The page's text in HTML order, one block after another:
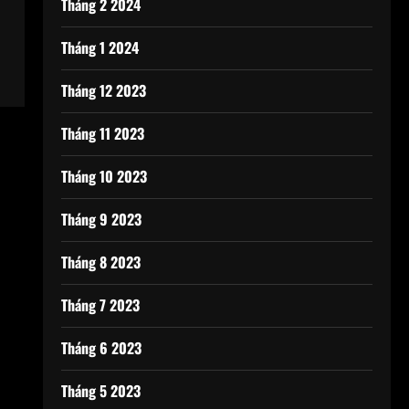
Tháng 2 2024
Tháng 1 2024
Tháng 12 2023
Tháng 11 2023
Tháng 10 2023
Tháng 9 2023
Tháng 8 2023
Tháng 7 2023
Tháng 6 2023
Tháng 5 2023